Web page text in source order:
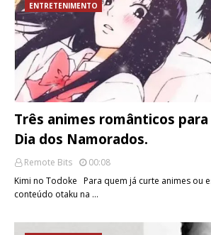
ENTRETENIMENTO
Três animes românticos
Dia dos Namorados.
Remote Bits
00:08
Kimi no Todoke Para quem já curte animes ou
conteúdo otaku na …